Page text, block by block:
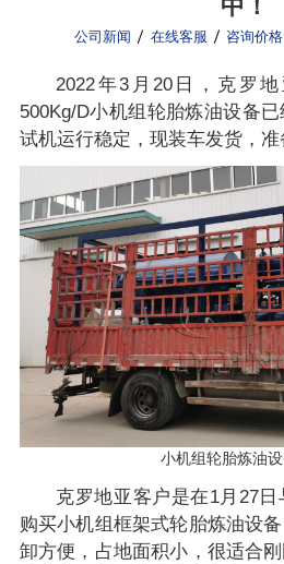
中！
公司新闻 在线客服 咨询价格
2022年3月20日，克罗
500Kg/D小机组轮胎炼油设备
试机运行稳定，现装车发货，准
小机组轮胎炼油
克罗地亚客户是在1月27
购买小机组框架式轮胎炼油设
卸方便，占地面积小，很适合